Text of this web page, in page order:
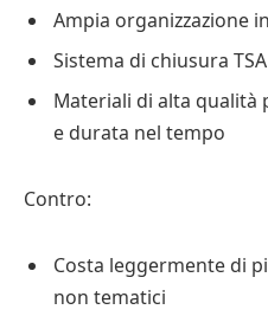
Ampia organizzazione
Sistema di chiusura
Materiali di alta qualità
e durata nel tempo
Contro:
Costa leggermente di
non tematici